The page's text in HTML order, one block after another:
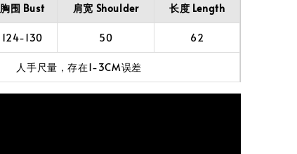
胸围 Bust 肩宽 Shoulder 长度 Length
124-130 50 62
人手尺量，存在1-3CM误差